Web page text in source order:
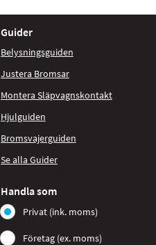
Guider
Belysningsguiden
Justera Bromsar
Montera Släpvagnskontakt
Hjulguiden
Bromsvajerguiden
Se alla Guider
Handla som
Privat (ink. moms)
Företag (ex. moms)